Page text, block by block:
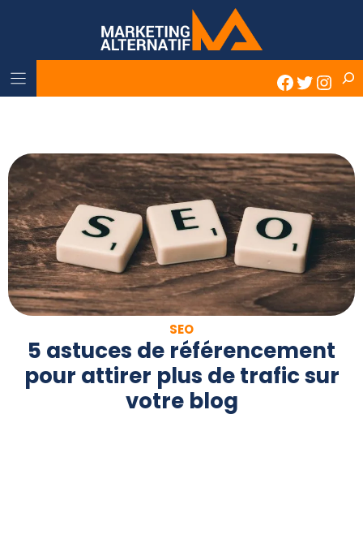
Twitter
SEO
5 astuces de référencement
pour attirer plus de trafic sur
votre blog